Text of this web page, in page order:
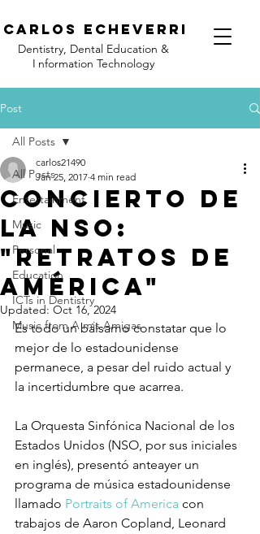
Carlos Echeverri
Dentistry, Dental Education &
I nformation Technology
Post
All Posts
Entertainment
Music
Personal
Education
ICTs in Dentistry
Music from A mis Amigas
All Posts
Concierto de
la NSO:
"Retratos de
América"
carlos21490
Jan 25, 2017 4 min read
Updated: Oct 16, 2024
Es todo un bálsamo constatar que lo
mejor de lo estadounidense
permanece, a pesar del ruido actual y
la incertidumbre que acarrea.
La Orquesta Sinfónica Nacional de los
Estados Unidos (NSO, por sus iniciales
en inglés), presentó anteayer un
programa de música estadounidense
llamado Portraits of America con
trabajos de Aaron Copland, Leonard